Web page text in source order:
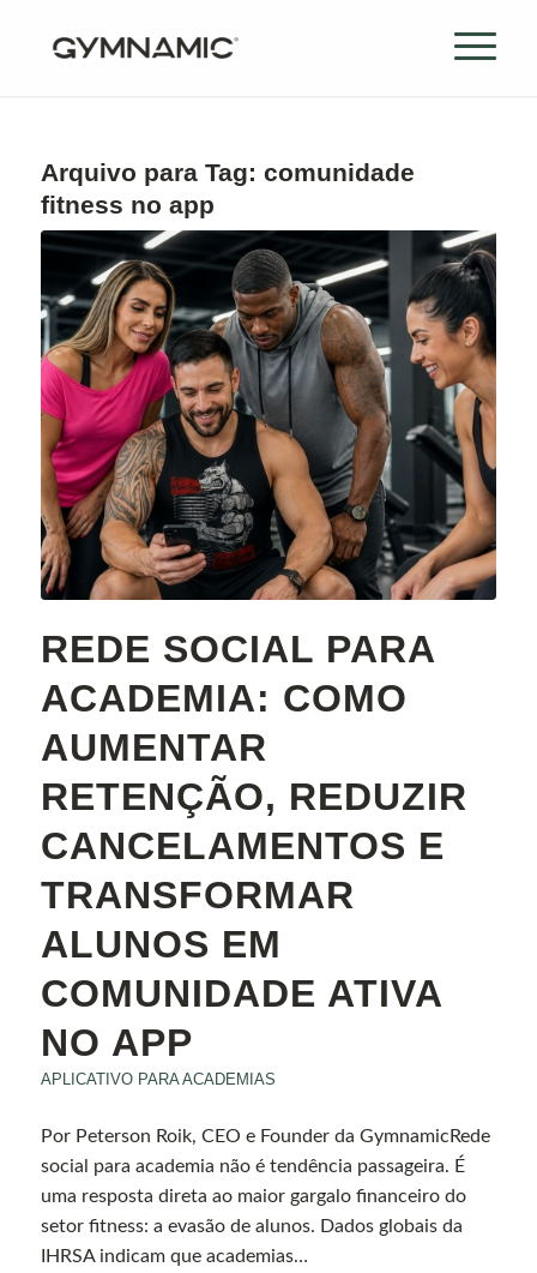
Arquivo para Tag: comunidade
fitness no app
REDE SOCIAL PARA
ACADEMIA: COMO
AUMENTAR
RETENÇÃO, REDUZIR
CANCELAMENTOS E
TRANSFORMAR
ALUNOS EM
COMUNIDADE ATIVA
NO APP
APLICATIVO PARA ACADEMIAS
Por Peterson Roik, CEO e Founder da GymnamicRede
social para academia não é tendência passageira. É
uma resposta direta ao maior gargalo financeiro do
setor fitness: a evasão de alunos. Dados globais da
IHRSA indicam que academias…